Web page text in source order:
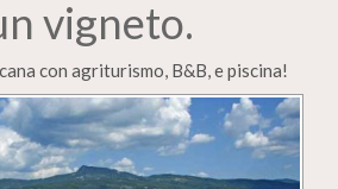
vigneto.
con agriturismo, B&B, e piscina!